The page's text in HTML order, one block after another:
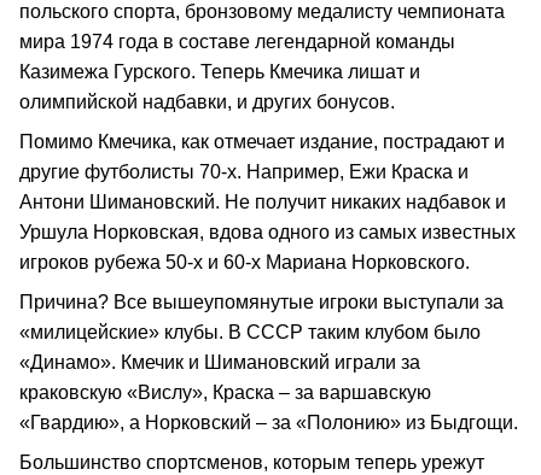
польского спорта, бронзовому медалисту чемпионата
мира 1974 года в составе легендарной команды
Казимежа Гурского. Теперь Кмечика лишат и
олимпийской надбавки, и других бонусов.
Помимо Кмечика, как отмечает издание, пострадают и
другие футболисты 70-х. Например, Ежи Краска и
Антони Шимановский. Не получит никаких надбавок и
Уршула Норковская, вдова одного из самых известных
игроков рубежа 50-х и 60-х Мариана Норковского.
Причина? Все вышеупомянутые игроки выступали за
«милицейские» клубы. В СССР таким клубом было
«Динамо». Кмечик и Шимановский играли за
краковскую «Вислу», Краска – за варшавскую
«Гвардию», а Норковский – за «Полонию» из Быдгощи.
Большинство спортсменов, которым теперь урежут